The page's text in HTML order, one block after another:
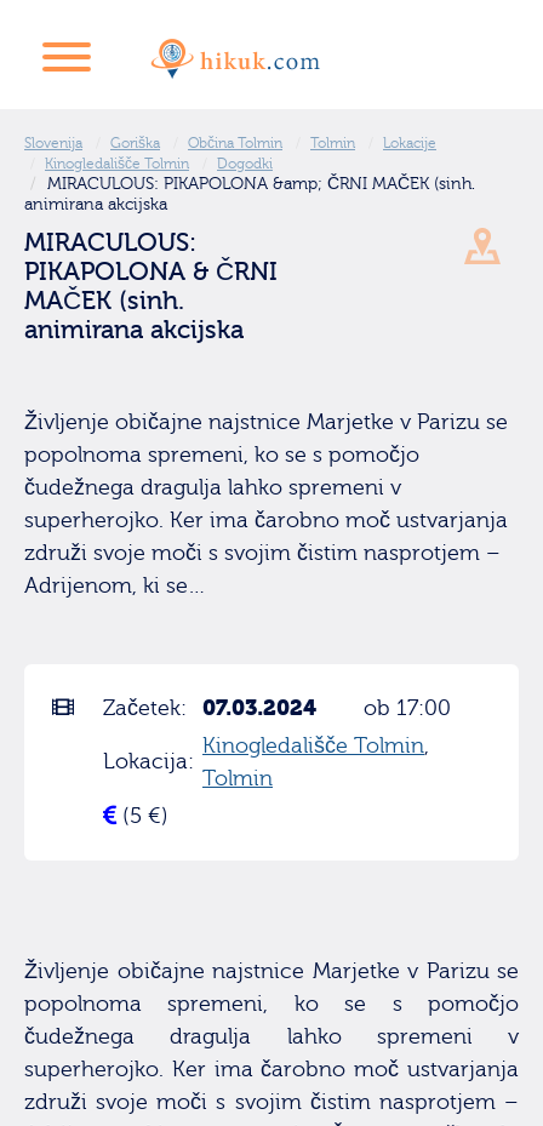
Slovenija Goriška Občina Tolmin Tolmin
Lokacije
Kinogledališče Tolmin
Dogodki
MIRACULOUS: PIKAPOLONA &amp; ČRNI MAČEK (sinh.
animirana akcijska
MIRACULOUS:
PIKAPOLONA & ČRNI
MAČEK (sinh.
animirana akcijska
Življenje običajne najstnice Marjetke v Parizu se
popolnoma spremeni, ko se s pomočjo
čudežnega dragulja lahko spremeni v
superherojko. Ker ima čarobno moč ustvarjanja
združi svoje moči s svojim čistim nasprotjem –
Adrijenom, ki se…
Začetek: 07.03.2024 ob 17:00
Lokacija:
Kinogledališče Tolmin,
Tolmin
(5 €)
Življenje običajne najstnice Marjetke v Parizu se
popolnoma spremeni, ko se s pomočjo
čudežnega dragulja lahko spremeni v
superherojko. Ker ima čarobno moč ustvarjanja
združi svoje moči s svojim čistim nasprotjem –